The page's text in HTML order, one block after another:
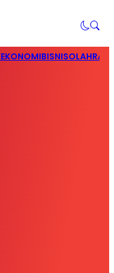
EKONOMIBISNIS